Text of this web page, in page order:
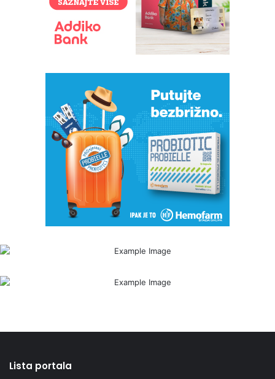
Lista portala